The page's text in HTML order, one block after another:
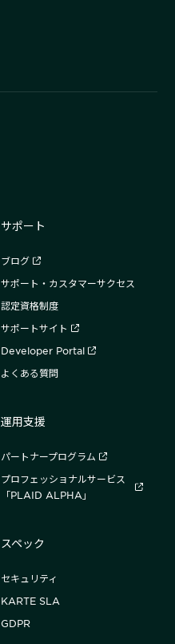
サポート
ブログ
サポート・カスタマーサクセス
認定資格制度
サポートサイト
Developer Portal
よくある質問
運用支援
パートナープログラム
プロフェッショナルサービス
「PLAID ALPHA」
スペック
セキュリティ
KARTE SLA
GDPR